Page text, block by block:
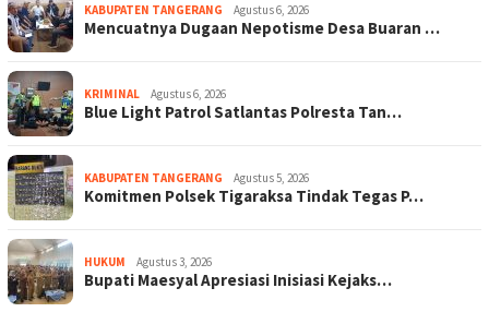
KABUPATEN TANGERANG Agustus 6, 2026
Mencuatnya Dugaan Nepotisme Desa Buaran …
KRIMINAL Agustus 6, 2026
Blue Light Patrol Satlantas Polresta Tan…
KABUPATEN TANGERANG Agustus 5, 2026
Komitmen Polsek Tigaraksa Tindak Tegas P…
HUKUM Agustus 3, 2026
Bupati Maesyal Apresiasi Inisiasi Kejaks…